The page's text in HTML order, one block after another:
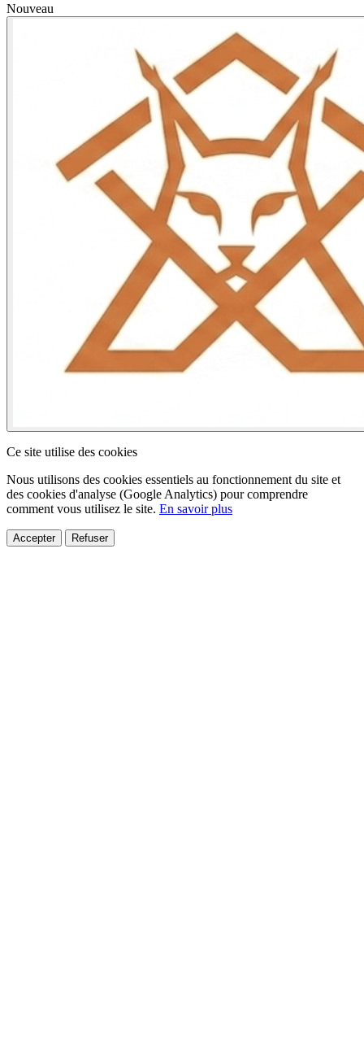
Nouveau
Ce site utilise des cookies
Nous utilisons des cookies essentiels au fonctionnement du site et
des cookies d'analyse (Google Analytics) pour comprendre
comment vous utilisez le site. En savoir plus
Accepter Refuser